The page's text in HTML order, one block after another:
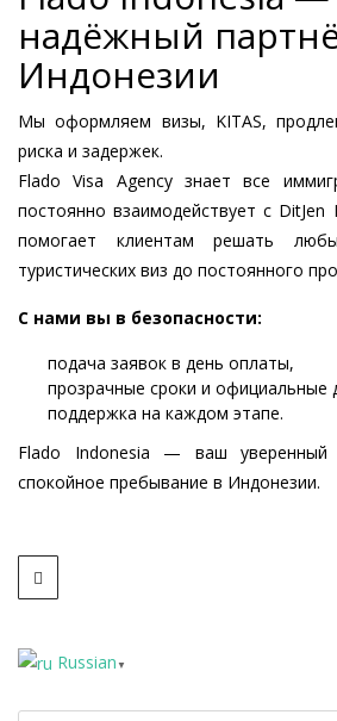
надёжный
Индонезии
Мы оформляем визы, KITAS,
риска и задержек.
Flado Visa Agency знает все
постоянно взаимодействует с
помогает клиентам решать
туристических виз до постоянного
С нами вы в безопасности:
подача заявок в день оплаты,
прозрачные сроки и официальные
поддержка на каждом этапе.
Flado Indonesia — ваш
спокойное пребывание в Индонезии.
Russian ▼